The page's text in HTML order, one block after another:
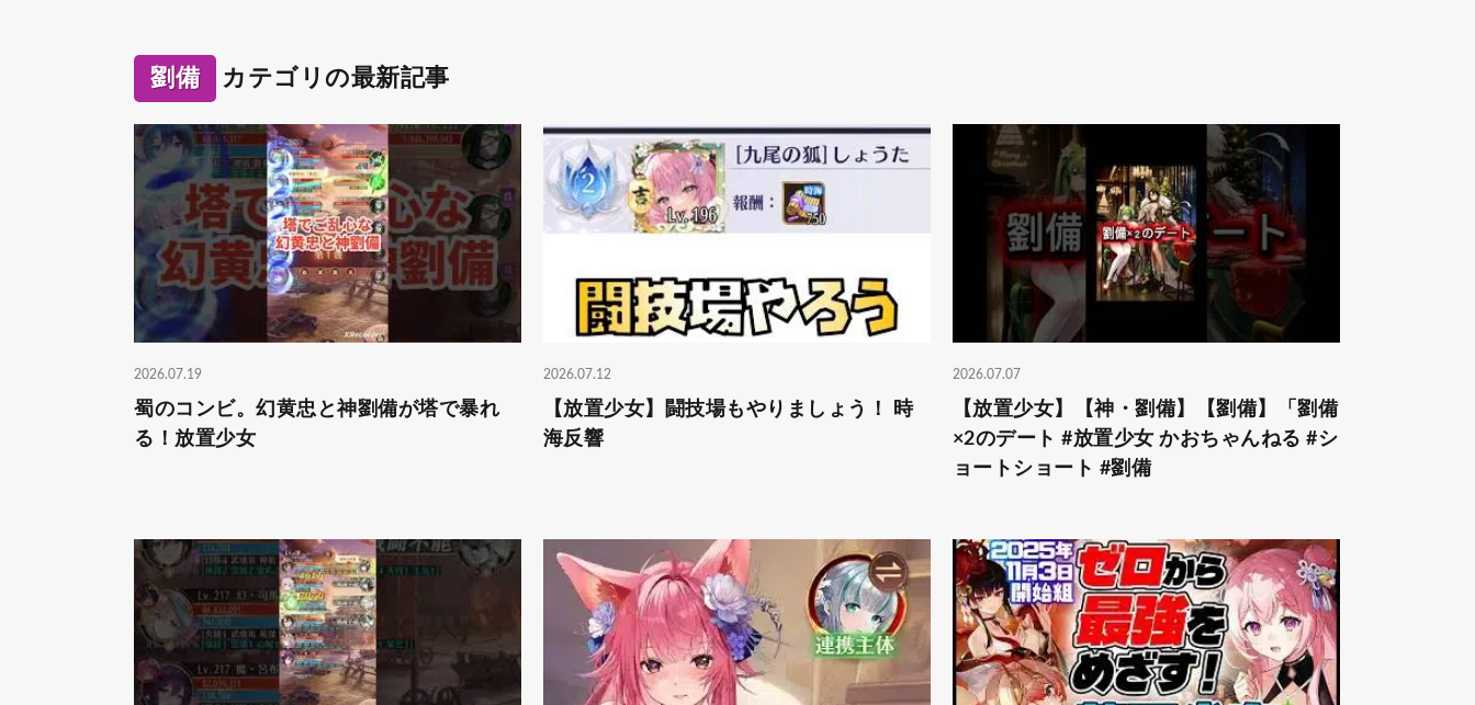
劉備 カテゴリの最新記事
2026.07.19
蜀のコンビ。幻黄忠と神劉備が塔で暴れ
る！放置少女
2026.07.12
【放置少女】闘技場もやりましょう！ 時
海反響
2026.07.07
【放置少女】【神・劉備】【劉備】「劉備
×2のデート #放置少女 かおちゃんねる #シ
ョートショート #劉備